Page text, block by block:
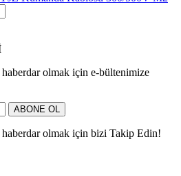
olmak için e-bültenimize
ABONE OL
olmak için bizi Takip Edin!